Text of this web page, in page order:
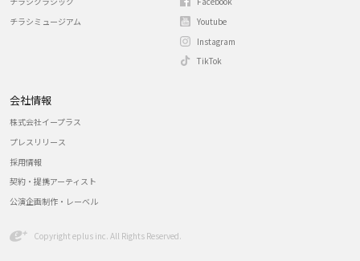
チラシミュージアム
Youtube
Instagram
TikTok
会社情報
株式会社イープラス
プレスリリース
採用情報
契約・提携アーティスト
公演企画制作・レーベル
Copyright eplus inc. All Rights Reserved.